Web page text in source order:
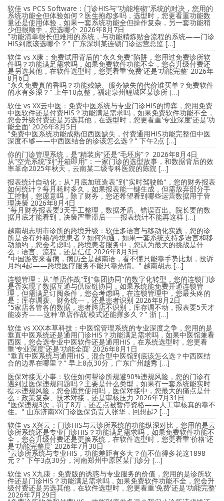
软佳 vs PCS Software：门诊HIS与"功能堆砌"系统的对决，您用的
系统功能全但体验如何？医生抱怨多吗，选型时，您更看重功能数
量还是使用体验，如果一套系统功能全但操作复杂，另一套功能稍
少但很顺手，您选哪个 2026年8月7日
"功能清单很长但难用的系统，与功能精炼贴合流程的系统——门诊
HIS到底该选哪个？" 广东深圳某连锁门诊运营总监 […]
软佳 vs X康：免费试用背后的"永久免费"陷阱，您用过免费诊所软
件吗？功能满足需求吗，如果免费软件功能不全，您会升级付费还
是另选其他，在软件选型时，您更看重'免费'还是'功能完整' 2026年
8月6日
"永久免费真的香吗？功能残缺、服务缺失的代价谁买单？免费软件
的水有多深？" 上午10点整，福建泉州鲤城区某诊所 […]
软佳 vs XX云中医：免费中医系统与专业门诊HIS的博弈，您用免费
中医软件还是付费HIS？功能满足需求吗，如果免费软件功能不全，
您会升级付费还是另选其他，在选型时，您更看重'专业深度'还是'功
能全面' 2026年8月5日
"免费中医系统功能成熟但西医缺失，付费通用HIS功能完整但中医
深度不够——中西医结合的诊该怎么选？" 下午2点 […]
你的门诊管理系统，是“精装房”还是“毛坯房”？ 2026年8月4日
从“空壳系统”到“开箱即用”：一家门诊的选型故事，和数据背后的效
率革命2025年秋天，云南某二级专科医院的陈院 […]
报表统计自动化：从"月底加班造表"到"实时驾驶舱"，您的财务报表
如何统计？每月耗时多久，如果报表能一键生成，但需放弃部分手
工控制，您愿意吗，除了财务，您还希望看到哪些运营数据用于管
理决策 2026年8月4日
"每月财务报表要3天手工整理，数据矛盾、错误百出。院长要的数
据月底才能看到，决策严重滞后——报表统计不能再这样 […]
越南胡志明市诊所的跨境升级：软佳多语言与移动化实践，您的诊
所是否有外籍/跨境患者？如何沟通，如果一套系统支持多语言和移
动预约，您会考虑吗，跨境患者服务中，您认为最大的挑战是什
么：语言、流程，还是信任 2026年8月3日
"中国游客来看病，病历全是越南语，看不懂只能靠手势比划，投诉
月均4起——跨境医疗服务不能只靠热情。" 越南胡志 […]
连锁管理：从"单店作战"到"集团协同"的数字化转型，您的连锁门诊
是否实现了数据互通与供应链协同，如果系统能免费开通连锁管
理，但需满足订阅条件，您会考虑吗，在连锁管理中，您最头疼的
是：库存调拨、财务统一，还是患者识别 2026年8月2日
"5家店各管各的数据，患者跨店不识别，库存调不动，报表要5天才
能凑齐——这种'单店作战'模式还能撑多久？" 浙 […]
软佳 vs XXX本草科技：中医馆管理系统的专业深度之争，您用的是
垂直中医系统还是通用门诊HIS？功能满足需求吗，如果中医馆兼看
西医，您会选专业中医软件还是通用HIS，在系统选型时，您更看
重'专业深度'还是'功能全面' 2026年8月1日
"垂直中医系统与通用HIS，混合型中医馆到底该怎么选？中西医结
合的边界在哪里？" 早上8点30分，广东广州越秀 […]
医保对接无小事：软佳如何帮诊所规避90%违规风险，您的门诊有
遇到过医保违规问题吗？主要是什么类型，如果有一套系统能实时
提示违规风险，您会愿意使用吗，医保对接中，您最大的痛点是什
么：政策复杂、技术对接，还是审核压力 2026年7月31日
"医保违规3次，罚了8万，还差点被暂停资格——人工审核真的靠不
住。" 山东济南XX门诊医保负责人张华，回想起2 […]
软佳 vs X兴云：门诊HIS与云诊所系统的功能纵深对比，您用的是云
诊所系统还是专业门诊HIS？功能满足需求吗，如果免费软件功能不
全，您会升级付费还是更换系统，在软件选型时，您更看重'价格'还
是'功能完整度' 2026年7月30日
"云诊所系统与专业HIS，功能差距有多大？值不值得多花这1898
元？" 下午3点30分，河南郑州中原区某门诊分 […]
软佳 vs X九康：免费版的诱惑与专业服务的价值，您用的是诊所软
件还是门诊HIS？功能满足需求吗，如果免费软件功能不全，您会升
级付费还是另选其他，在软件选型时，您更看重'免费'还是'功能完整'
2026年7月29日